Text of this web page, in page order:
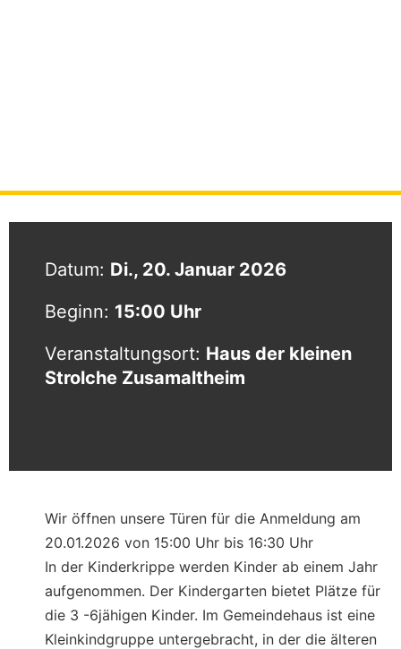
Datum: Di., 20. Januar 2026
Beginn: 15:00 Uhr
Veranstaltungsort: Haus der kleinen
Strolche Zusamaltheim
Wir öffnen unsere Türen für die Anmeldung am
20.01.2026 von 15:00 Uhr bis 16:30 Uhr
In der Kinderkrippe werden Kinder ab einem Jahr
aufgenommen. Der Kindergarten bietet Plätze für
die 3 -6jähigen Kinder. Im Gemeindehaus ist eine
Kleinkindgruppe untergebracht, in der die älteren